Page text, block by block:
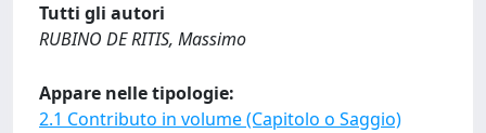
Tutti gli autori
RUBINO DE RITIS, Massimo
Appare nelle tipologie:
2.1 Contributo in volume (Capitolo o Saggio)